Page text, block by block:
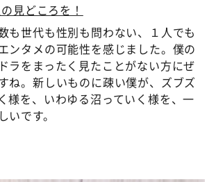
見どころを！
も世代も性別も問わない、１人でも
ンタメの可能性を感じました。僕の
ラをまったく見たことがない方にぜ
ね。新しいものに疎い僕が、ズブズ
様を、いわゆる沼っていく様を、一
です。